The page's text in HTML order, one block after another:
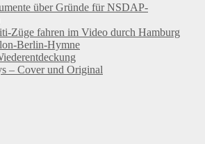
über Gründe für NSDAP-
Züge fahren im Video durch Hamburg
Berlin-Hymne
– Cover und Original